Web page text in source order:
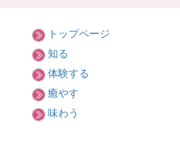
トップページ
知る
体験する
癒やす
味わう